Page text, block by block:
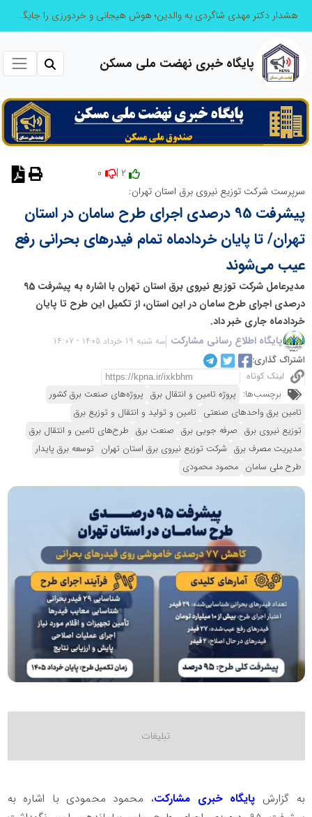
هشدار دکتر مهدی شاگردی به والدین؛ هوش هیجانی و خردورزی را جایگزین نمره‌محوری کنید
پایگاه خبری نهضت ملی مسکن
سرپرست شرکت توزیع نیروی برق استان تهران:
پیشرفت 95 درصدی اجرای طرح سامان در استان
تهران/ تا پایان خردادماه تمام فیدرهای بحرانی رفع
عیب می‌شوند
مدیرعامل شرکت توزیع نیروی برق استان تهران با اشاره به پیشرفت 95
درصدی اجرای طرح سامان در این استان، از تکمیل این طرح تا پایان
خردادماه جاری خبر داد.
پایگاه اطلاع رسانی مشارکت سه شنبه 19 خرداد 1405 - 14:07
اشتراک گذاری:
لینک کوتاه
برچسب‌ها: پروژه تامین و انتقال برق پروژه‌های صنعت برق کشور
تامین برق واحدهای صنعتی تامین و تولید و انتقال و توزیع برق
توزیع نیروی برق صرفه جویی برق صنعت برق طرح‌های تامین و انتقال برق
مدیریت مصرف برق شرکت توزیع نیروی برق استان تهران توسعه برق پایدار
طرح ملی سامان محمود محمودی
به گزارش پایگاه خبری مشارکت، محمود محمودی با اشاره به